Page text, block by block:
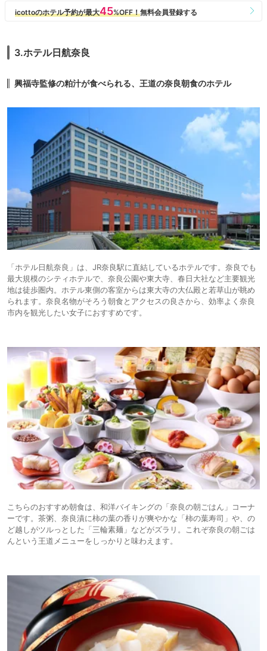
3.ホテル日航奈良
興福寺監修の粕汁が食べられる、王道の奈良朝食のホテル
「ホテル日航奈良」は、JR奈良駅に直結しているホテルです。奈良でも
最大規模のシティホテルで、奈良公園や東大寺、春日大社など主要観光
地は徒歩圏内。ホテル東側の客室からは東大寺の大仏殿と若草山が眺め
られます。奈良名物がそろう朝食とアクセスの良さから、効率よく奈良
市内を観光したい女子におすすめです。
こちらのおすすめ朝食は、和洋バイキングの「奈良の朝ごはん」コーナ
ーです。茶粥、奈良漬に柿の葉の香りが爽やかな「柿の葉寿司」や、の
ど越しがツルっとした「三輪素麺」などがズラリ。これぞ奈良の朝ごは
んという王道メニューをしっかりと味わえます。